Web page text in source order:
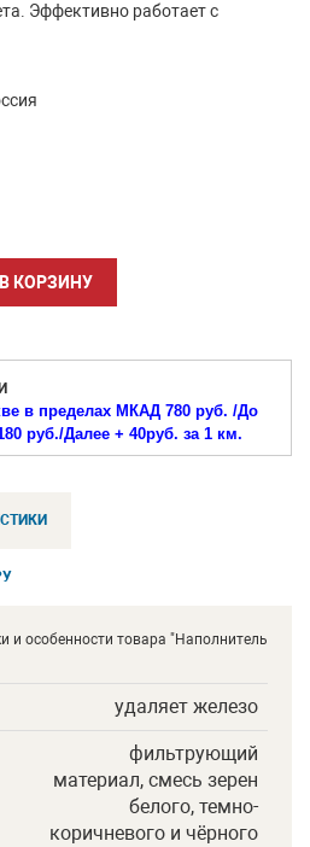
Эффективно работает с
в пределах МКАД 780 руб. /До
руб./Далее + 40руб. за 1 км.
и особенности товара "Наполнитель
удаляет железо
фильтрующий
материал, смесь зерен
белого, темно-
коричневого и чёрного